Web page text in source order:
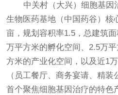
中关村（大兴）细胞基因
生物医药基地（中国药谷）核
亩，规划容积率1.5，总建筑
万平方米的孵化空间、2.5万
方米的产业化空间，以及近1
（员工餐厅、商务宴请、精装
首个聚焦细胞基因治疗的特色